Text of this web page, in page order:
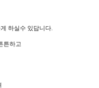
하실수 있답니다.
튼하고